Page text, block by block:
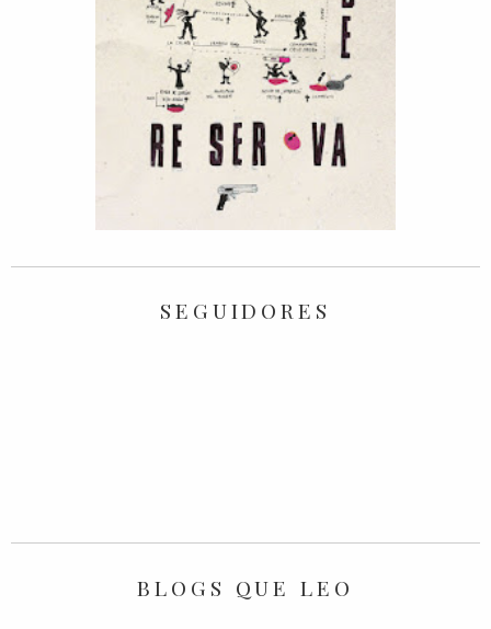
SEGUIDORES
BLOGS QUE LEO